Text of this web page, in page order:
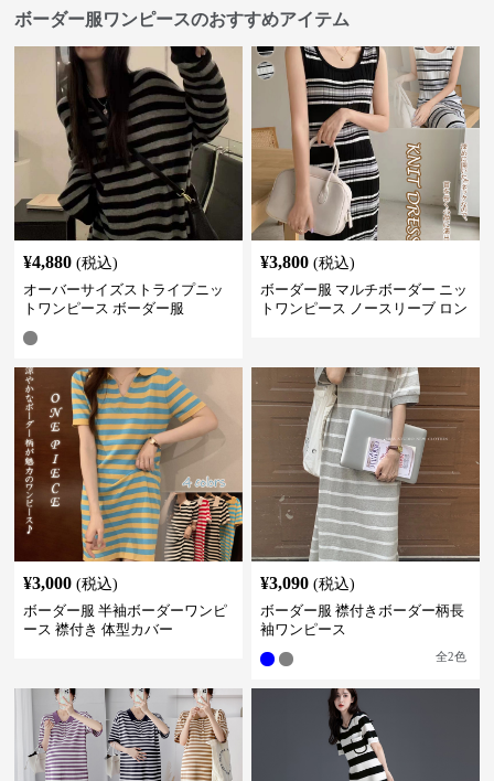
ボーダー服ワンピースのおすすめアイテム
¥4,880 (税込)
オーバーサイズストライプニッ
トワンピース ボーダー服
¥3,800 (税込)
ボーダー服 マルチボーダー ニッ
トワンピース ノースリーブ ロン
¥3,000 (税込)
ボーダー服 半袖ボーダーワンピ
ース 襟付き 体型カバー
¥3,090 (税込)
ボーダー服 襟付きボーダー柄長
袖ワンピース
全2色